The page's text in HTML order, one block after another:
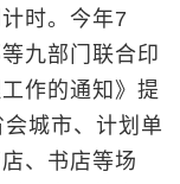
时。今年7
九部门联合印
作的通知》提
城市、计划单
、书店等场